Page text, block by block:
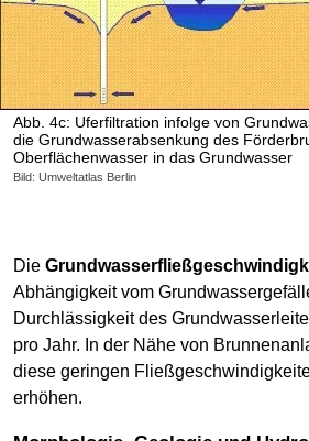
Abb. 4c: Uferfiltration infolge von
die Grundwasserabsenkung des
Oberflächenwasser in das Grundwasser
Bild: Umweltatlas Berlin
Die
Abhängigkeit vom
Durchlässigkeit des
pro Jahr. In der Nähe von
diese geringen
erhöhen.